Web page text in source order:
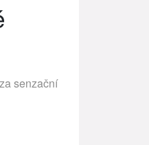
senzační